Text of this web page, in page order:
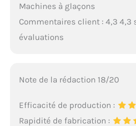
Machines à glaçons
Commentaires client : 4,3 4,3
évaluations
Note de la rédaction 18/20
Efficacité de production :
Rapidité de fabrication :